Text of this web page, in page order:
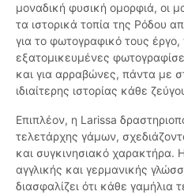
μοναδική φυσική ομορφιά, οι
τα ιστορικά τοπία της Ρόδου
για το φωτογραφικό τους
εξατομικευμένες
και για αρραβώνες, πάντα με
ιδιαίτερης ιστορίας κάθε
Επιπλέον, η Larissa
τελετάρχης γάμων,
και συγκινησιακό χαρακτήρα.
αγγλικής και γερμανικής
διασφαλίζει ότι κάθε γαμήλια